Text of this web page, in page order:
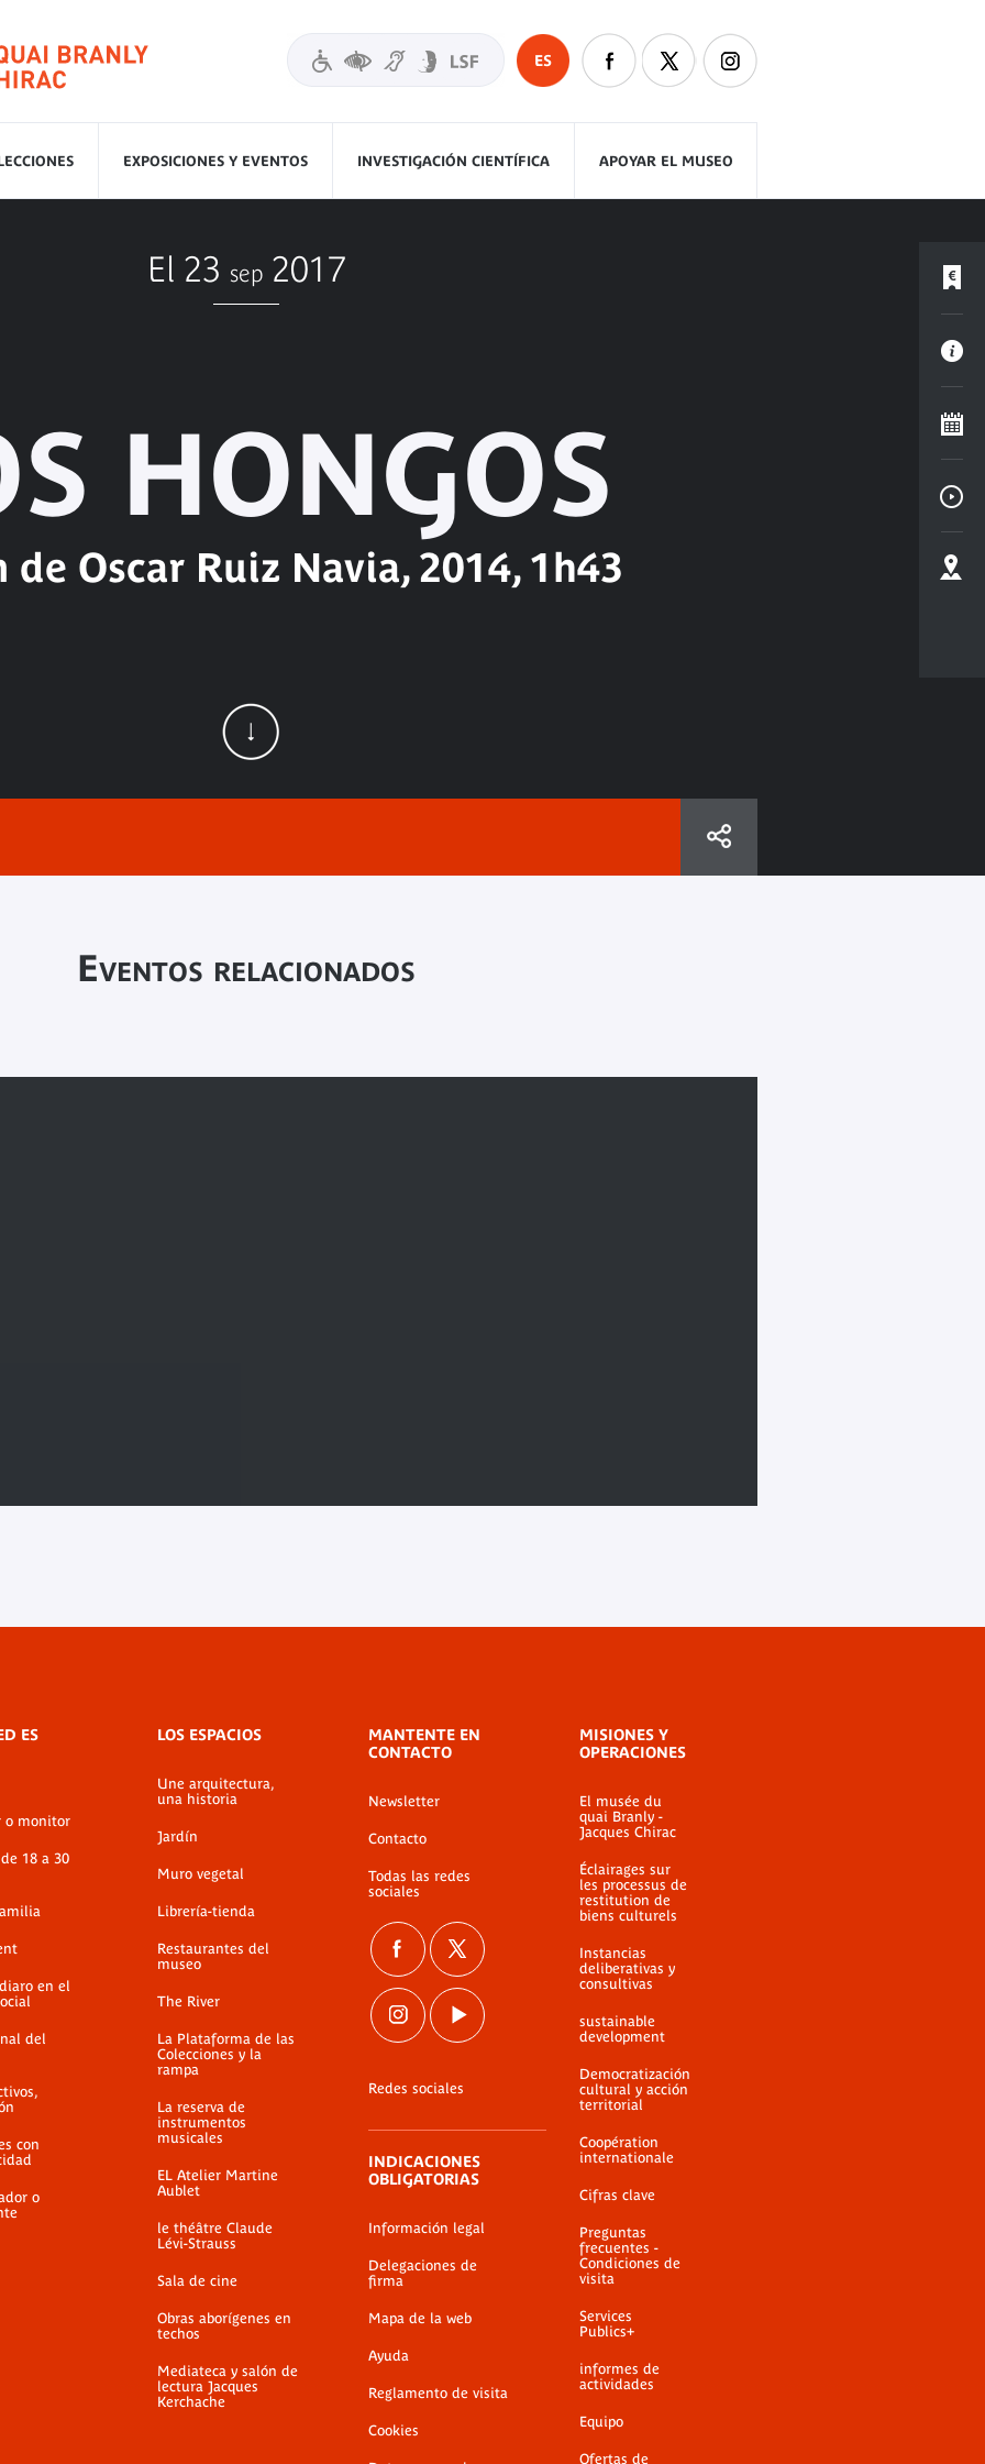
ES
EXPOSICIONES Y EVENTOS INVESTIGACIÓN CIENTÍFICA APOYAR EL MUSEO
El 23 sep 2017
HONGOS
Oscar Ruiz Navia, 2014, 1h43
Eventos relacionados
ES
o monitor
18 a 30
en el
del
con
o
LOS ESPACIOS
Une arquitectura,
una historia
Jardín
Muro vegetal
Librería-tienda
Restaurantes del
museo
The River
La Plataforma de las
Colecciones y la
rampa
La reserva de
instrumentos
musicales
EL Atelier Martine
Aublet
le théâtre Claude
Lévi-Strauss
Sala de cine
Obras aborígenes en
techos
Mediateca y salón de
lectura Jacques
Kerchache
MANTENTE EN
CONTACTO
Newsletter
Contacto
Todas las redes
sociales
Redes sociales
INDICACIONES
OBLIGATORIAS
Información legal
Delegaciones de
firma
Mapa de la web
Ayuda
Reglamento de visita
Cookies
MISIONES Y
OPERACIONES
El musée du
quai Branly -
Jacques Chirac
Éclairages sur
les processus de
restitution de
biens culturels
Instancias
deliberativas y
consultivas
sustainable
development
Democratización
cultural y acción
territorial
Coopération
internationale
Cifras clave
Preguntas
frecuentes -
Condiciones de
visita
Services
Publics+
informes de
actividades
Equipo
Ofertas de